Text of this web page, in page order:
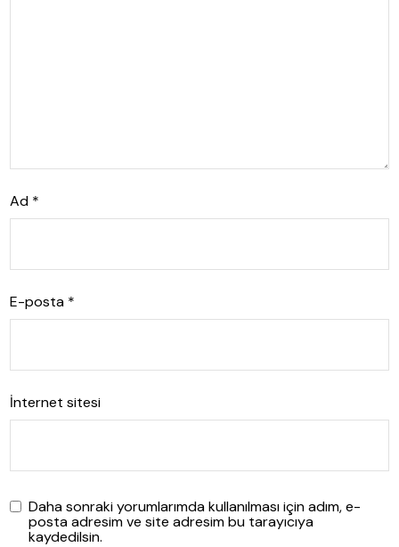
Ad *
E-posta *
İnternet sitesi
Daha sonraki yorumlarımda kullanılması için adım, e-
posta adresim ve site adresim bu tarayıcıya
kaydedilsin.